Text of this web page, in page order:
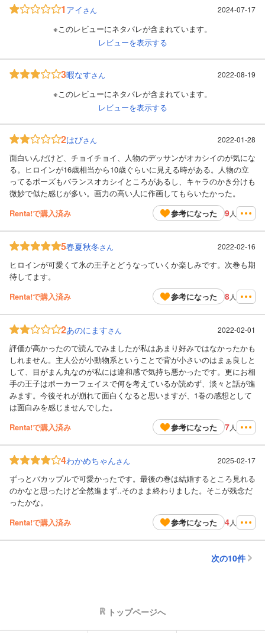
1 アイさん 2024-07-17
※このレビューにネタバレが含まれています。
レビューを表示する
3暇なすさん 2022-08-19
※このレビューにネタバレが含まれています。
レビューを表示する
2はびさん 2022-01-28
面白いんだけど、チョイチョイ、人物のデッサンがオカシイのが気にな
る。ヒロインが16歳相当から10歳ぐらいに見える時がある。人物の立
ってるポーズもバランスオカシイところがあるし、キャラのかき分けも
微妙で似た感じが多い。画力の高い人に作画してもらいたかった。
Renta!で購入済み
参考になった 9人
5春夏秋冬さん 2022-02-16
ヒロインが可愛くて氷の王子とどうなっていくか楽しみです。次巻も期
待してます。
Renta!で購入済み
参考になった 8人
2あのにますさん 2022-02-01
評価が高かったので読んでみましたが私はあまり好みではなかったかも
しれません。主人公が小動物系ということで背が小さいのはまぁ良しと
して、目がまん丸なのが私には違和感で気持ち悪かったです。更にお相
手の王子はポーカーフェイスで何を考えているか読めず、淡々と話が進
みます。今後それが崩れて面白くなると思いますが、1巻の感想として
は面白みを感じませんでした。
Renta!で購入済み
参考になった 7人
4わかめちゃんさん 2025-02-17
ずっとバカップルで可愛かったです。最後の巻は結婚するところ見れる
のかなと思ったけど全然進まず..そのまま終わりました。そこが残念だ
ったかな。
Renta!で購入済み
参考になった 4人
次の10件
トップページへ